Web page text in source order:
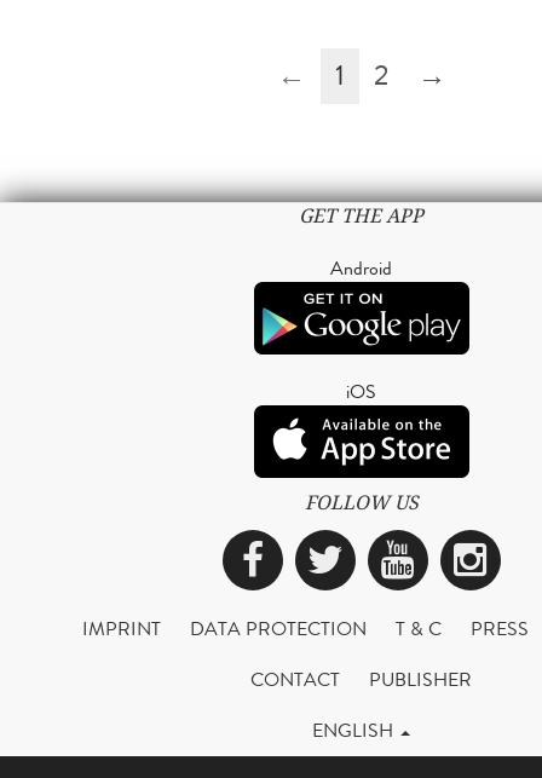
← 1 2 →
GET THE APP
Android
iOS
FOLLOW US
Facebook
Twitter
IMPRINT DATA PROTECTION T & C
PRESS
CONTACT
PUBLISHER
ENGLISH